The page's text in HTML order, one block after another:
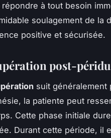
à tout besoin
soulagement de la
positive et sécurisée.
post-
suit généralement
la patiente peut
Cette phase initiale
Durant cette période, il